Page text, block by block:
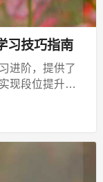
习技巧指南
进阶，提供了
现段位提升，